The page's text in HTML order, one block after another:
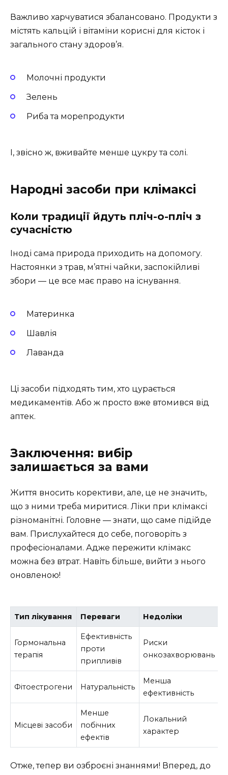
Важливо харчуватися збалансовано. Продукти з
містять кальцій і вітаміни корисні для кісток і
загального стану здоров’я.
Молочні продукти
Зелень
Риба та морепродукти
І, звісно ж, вживайте менше цукру та солі.
Народні засоби при клімаксі
Коли традиції йдуть пліч-о-пліч з
сучасністю
Іноді сама природа приходить на допомогу.
Настоянки з трав, м’ятні чайки, заспокійливі
збори — це все має право на існування.
Материнка
Шавлія
Лаванда
Ці засоби підходять тим, хто цурається
медикаментів. Або ж просто вже втомився від
аптек.
Заключення: вибір
залишається за вами
Життя вносить корективи, але, це не значить,
що з ними треба миритися. Ліки при клімаксі
різноманітні. Головне — знати, що саме підійде
вам. Прислухайтеся до себе, поговоріть з
професіоналами. Адже пережити клімакс
можна без втрат. Навіть більше, вийти з нього
оновленою!
Тип лікування Переваги Недоліки
Гормональна
терапія
Ефективність
проти
припливів
Риски
онкозахворювань
Фітоестрогени Натуральність
Менша
ефективність
Місцеві засоби
Менше
побічних
ефектів
Локальний
характер
Отже, тепер ви озброєні знаннями! Вперед, до